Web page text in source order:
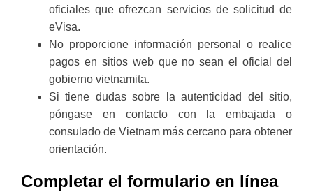
oficiales que ofrezcan servicios de solicitud de
eVisa.
No proporcione información personal o realice
pagos en sitios web que no sean el oficial del
gobierno vietnamita.
Si tiene dudas sobre la autenticidad del sitio,
póngase en contacto con la embajada o
consulado de Vietnam más cercano para obtener
orientación.
Completar el formulario en línea